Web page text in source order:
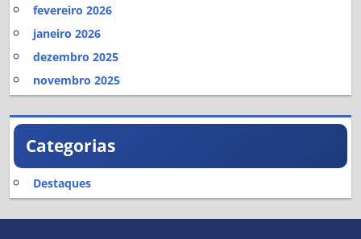
fevereiro 2026
janeiro 2026
dezembro 2025
novembro 2025
Categorias
Destaques